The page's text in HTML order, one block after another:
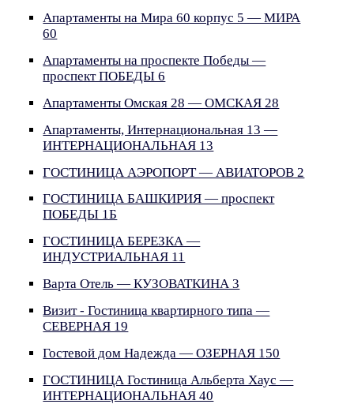
Апартаменты на Мира 60 корпус 5 — МИРА
60
Апартаменты на проспекте Победы —
проспект ПОБЕДЫ 6
Апартаменты Омская 28 — ОМСКАЯ 28
Апартаменты, Интернациональная 13 —
ИНТЕРНАЦИОНАЛЬНАЯ 13
ГОСТИНИЦА АЭРОПОРТ — АВИАТОРОВ 2
ГОСТИНИЦА БАШКИРИЯ — проспект
ПОБЕДЫ 1Б
ГОСТИНИЦА БЕРЕЗКА —
ИНДУСТРИАЛЬНАЯ 11
Варта Отель — КУЗОВАТКИНА 3
Визит - Гостиница квартирного типа —
СЕВЕРНАЯ 19
Гостевой дом Надежда — ОЗЕРНАЯ 150
ГОСТИНИЦА Гостиница Альберта Хаус —
ИНТЕРНАЦИОНАЛЬНАЯ 40